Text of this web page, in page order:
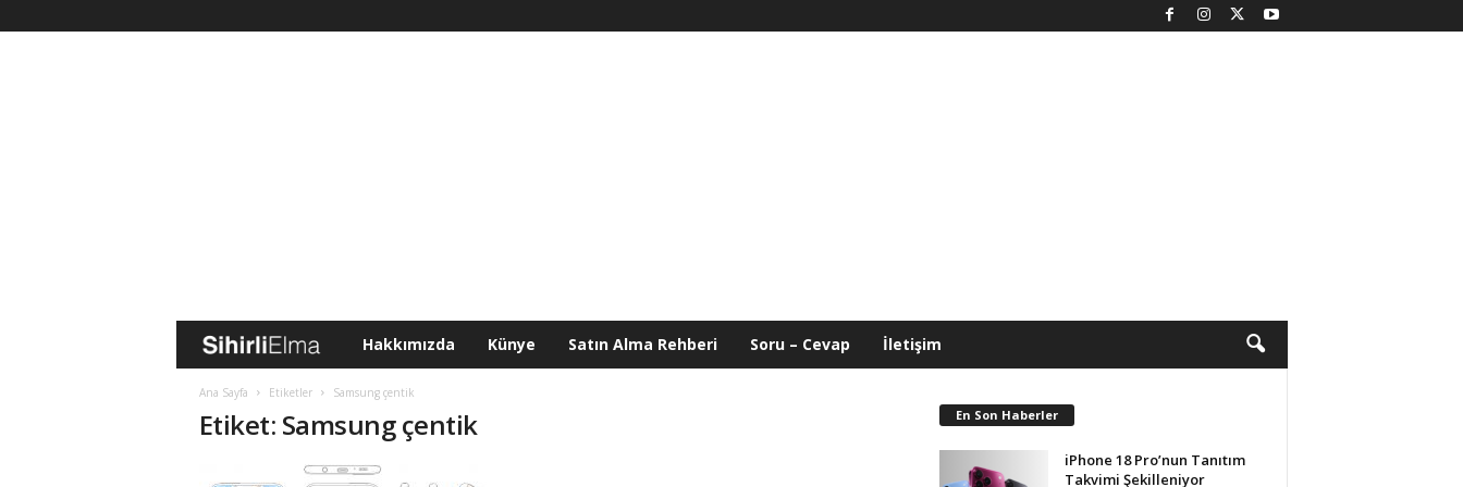
i
h
Hakkımızda Künye Satın Alma Rehberi Soru – Cevap İletişim
Ana Sayfa Etiketler Samsung çentik
Etiket: Samsung çentik En Son Haberler
iPhone 18 Pro’nun Tanıtım
Takvimi Şekilleniyor